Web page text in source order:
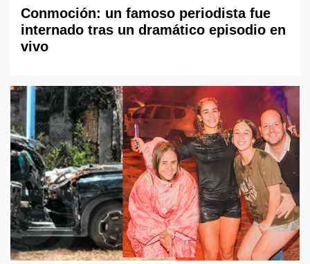
Conmoción: un famoso periodista fue
internado tras un dramático episodio en
vivo